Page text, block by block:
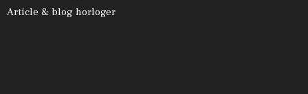
Article & blog horloger